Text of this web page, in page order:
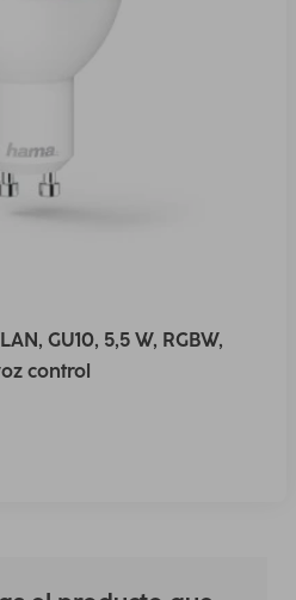
GU10, 5,5 W, RGBW,
control